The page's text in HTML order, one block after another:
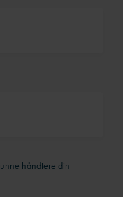
håndtere din